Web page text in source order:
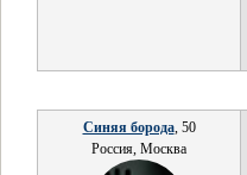
Синяя борода, 50
Россия, Москва